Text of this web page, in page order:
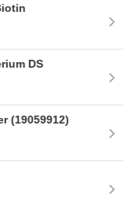
DS
(19059912)